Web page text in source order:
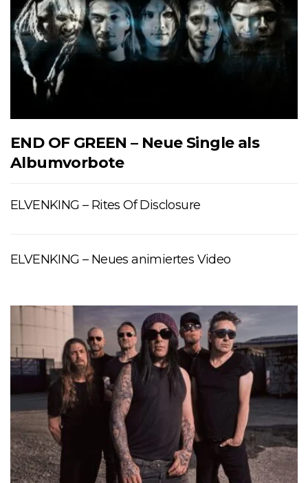
END OF GREEN – Neue Single als
Albumvorbote
ELVENKING – Rites Of Disclosure
ELVENKING – Neues animiertes Video